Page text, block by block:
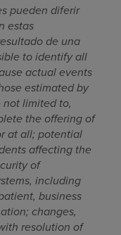
pueden diferir
estas
de una
to identify all
actual events
estimated by
limited to,
the offering of
at all; potential
affecting the
of
including
business
changes,
resolution of